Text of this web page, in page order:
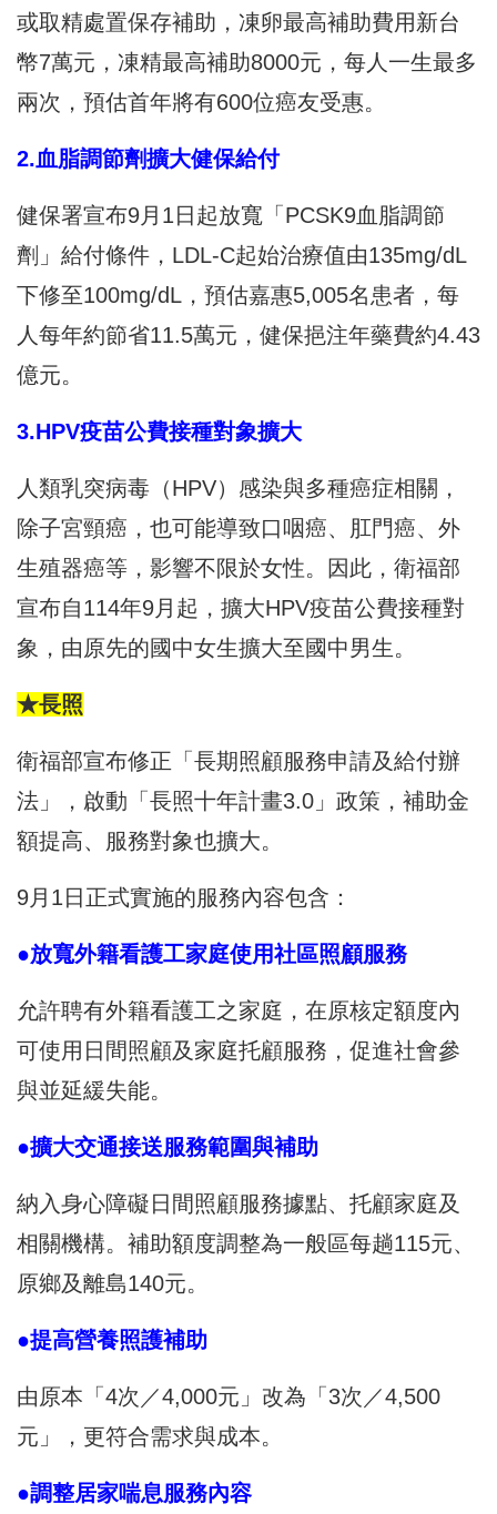
或取精處置保存補助，凍卵最高補助費用新台
幣7萬元，凍精最高補助8000元，每人一生最多
兩次，預估首年將有600位癌友受惠。
2.血脂調節劑擴大健保給付
健保署宣布9月1日起放寬「PCSK9血脂調節
劑」給付條件，LDL-C起始治療值由135mg/dL
下修至100mg/dL，預估嘉惠5,005名患者，每
人每年約節省11.5萬元，健保挹注年藥費約4.43
億元。
3.HPV疫苗公費接種對象擴大
人類乳突病毒（HPV）感染與多種癌症相關，
除子宮頸癌，也可能導致口咽癌、肛門癌、外
生殖器癌等，影響不限於女性。因此，衛福部
宣布自114年9月起，擴大HPV疫苗公費接種對
象，由原先的國中女生擴大至國中男生。
★長照
衛福部宣布修正「長期照顧服務申請及給付辦
法」，啟動「長照十年計畫3.0」政策，補助金
額提高、服務對象也擴大。
9月1日正式實施的服務內容包含：
●放寬外籍看護工家庭使用社區照顧服務
允許聘有外籍看護工之家庭，在原核定額度內
可使用日間照顧及家庭托顧服務，促進社會參
與並延緩失能。
●擴大交通接送服務範圍與補助
納入身心障礙日間照顧服務據點、托顧家庭及
相關機構。補助額度調整為一般區每趟115元、
原鄉及離島140元。
●提高營養照護補助
由原本「4次／4,000元」改為「3次／4,500
元」，更符合需求與成本。
●調整居家喘息服務內容